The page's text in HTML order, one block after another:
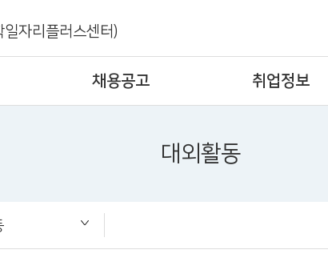
자리플러스센터)
채용공고 취업정보
대외활동
터즈